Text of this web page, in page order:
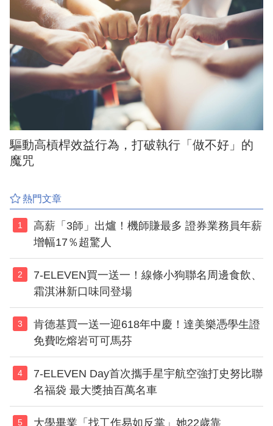
驅動高槓桿效益行為，打破執行「做不好」的
魔咒
熱門文章
1
高薪「3師」出爐！機師賺最多 證券業務員年薪
增幅17％超驚人
2
7-ELEVEN買一送一！線條小狗聯名周邊食飲、
霜淇淋新口味同登場
3
肯德基買一送一迎618年中慶！達美樂憑學生證
免費吃熔岩可可馬芬
4
7-ELEVEN Day首次攜手星宇航空強打史努比聯
名福袋 最大獎抽百萬名車
5 大學畢業「找工作易如反掌」她22歲靠